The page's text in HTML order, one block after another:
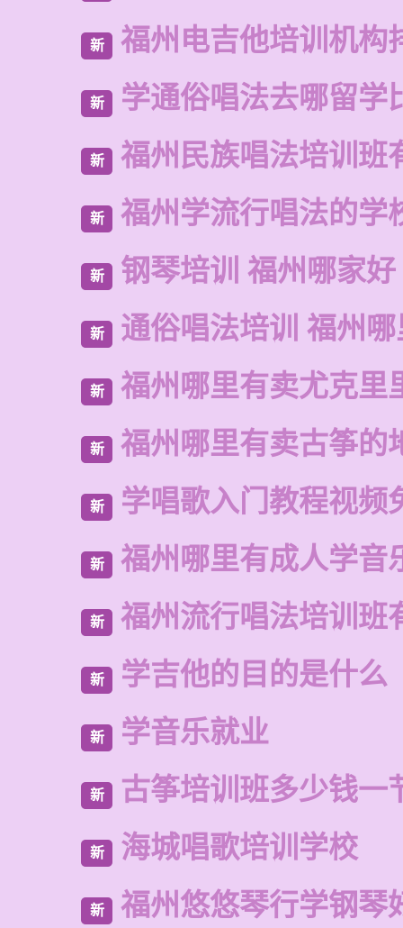
新 福州电吉他培训机构
新 学通俗唱法去哪留学
新 福州民族唱法培训班
新 福州学流行唱法的学
新 钢琴培训 福州哪家好
新 通俗唱法培训 福州
新 福州哪里有卖尤克里
新 福州哪里有卖古筝的
新 学唱歌入门教程视频
新 福州哪里有成人学音
新 福州流行唱法培训班
新 学吉他的目的是什么
新 学音乐就业
新 古筝培训班多少钱一
新 海城唱歌培训学校
新 福州悠悠琴行学钢琴